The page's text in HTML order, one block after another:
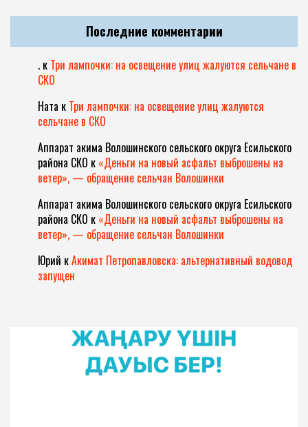
Последние комментарии
. к Три лампочки: на освещение улиц жалуются сельчане в
СКО
Ната к Три лампочки: на освещение улиц жалуются
сельчане в СКО
Аппарат акима Волошинского сельского округа Есильского
района СКО к «Деньги на новый асфальт выброшены на
ветер», — обращение сельчан Волошинки
Аппарат акима Волошинского сельского округа Есильского
района СКО к «Деньги на новый асфальт выброшены на
ветер», — обращение сельчан Волошинки
Юрий кАкимат Петропавловска: альтернативный водовод
запущен